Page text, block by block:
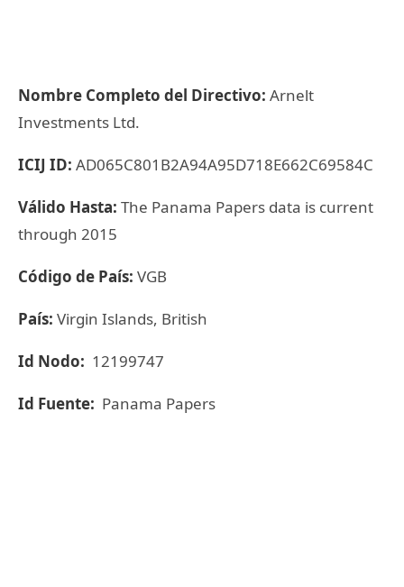
Nombre Completo del Directivo: Arnelt
Investments Ltd.
ICIJ ID: AD065C801B2A94A95D718E662C69584C
Válido Hasta: The Panama Papers data is current
through 2015
Código de País: VGB
País: Virgin Islands, British
Id Nodo: 12199747
Id Fuente: Panama Papers